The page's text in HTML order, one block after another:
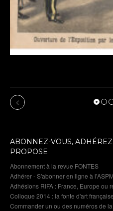
Previous
ABONNEZ-VOUS,
PROPOSE
Abonnement à la revue FONTES
Adhérer - S'abonner en ligne à l'ASPM
Adhésions RIFA : France, Europe ou
Colloque 2014 : la fonte d'art
Commander un ou des numéros de